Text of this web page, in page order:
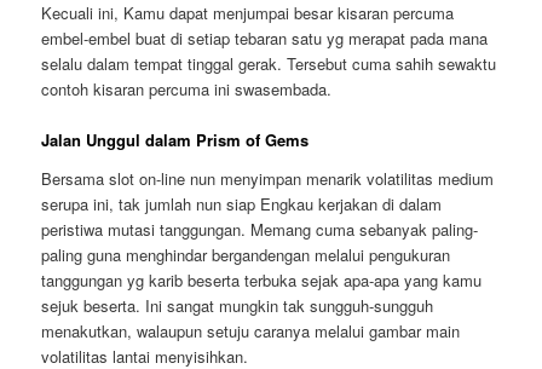
Kecuali ini, Kamu dapat menjumpai besar kisaran percuma
embel-embel buat di setiap tebaran satu yg merapat pada mana
selalu dalam tempat tinggal gerak. Tersebut cuma sahih sewaktu
contoh kisaran percuma ini swasembada.
Jalan Unggul dalam Prism of Gems
Bersama slot on-line nun menyimpan menarik volatilitas medium
serupa ini, tak jumlah nun siap Engkau kerjakan di dalam
peristiwa mutasi tanggungan. Memang cuma sebanyak paling-
paling guna menghindar bergandengan melalui pengukuran
tanggungan yg karib beserta terbuka sejak apa-apa yang kamu
sejuk beserta. Ini sangat mungkin tak sungguh-sungguh
menakutkan, walaupun setuju caranya melalui gambar main
volatilitas lantai menyisihkan.